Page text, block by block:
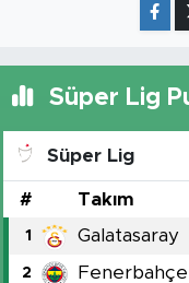
Süper Lig
Süper Lig
# Takım
1 Galatasaray
2 Fenerbahçe